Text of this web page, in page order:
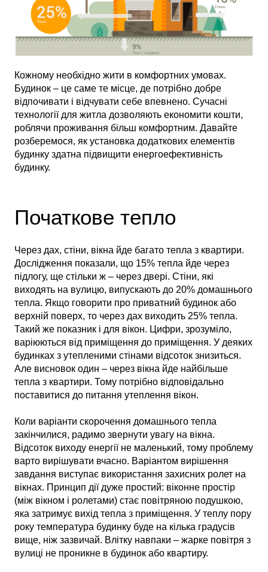
Кожному необхідно жити в комфортних умовах.
Будинок – це саме те місце, де потрібно добре
відпочивати і відчувати себе впевнено. Сучасні
технології для житла дозволяють економити кошти,
роблячи проживання більш комфортним. Давайте
розберемося, як установка додаткових елементів
будинку здатна підвищити енергоефективність
будинку.
Початкове тепло
Через дах, стіни, вікна йде багато тепла з квартири.
Дослідження показали, що 15% тепла йде через
підлогу, ще стільки ж – через двері. Стіни, які
виходять на вулицю, випускають до 20% домашнього
тепла. Якщо говорити про приватний будинок або
верхній поверх, то через дах виходить 25% тепла.
Такий же показник і для вікон. Цифри, зрозуміло,
варіюються від приміщення до приміщення. У деяких
будинках з утепленими стінами відсоток знизиться.
Але висновок один – через вікна йде найбільше
тепла з квартири. Тому потрібно відповідально
поставитися до питання утеплення вікон.
Коли варіанти скорочення домашнього тепла
закінчилися, радимо звернути увагу на вікна.
Відсоток виходу енергії не маленький, тому проблему
варто вирішувати вчасно. Варіантом вирішення
завдання виступає використання захисних ролет на
вікнах. Принцип дії дуже простий: віконне простір
(між вікном і ролетами) стає повітряною подушкою,
яка затримує вихід тепла з приміщення. У теплу пору
року температура будинку буде на кілька градусів
вище, ніж зазвичай. Влітку навпаки – жарке повітря з
вулиці не проникне в будинок або квартиру.